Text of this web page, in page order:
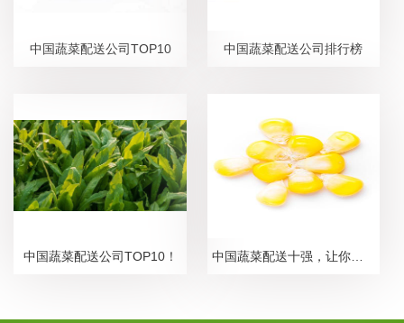
中国蔬菜配送公司TOP10 中国蔬菜配送公司排行榜
中国蔬菜配送公司TOP10！ 中国蔬菜配送十强，让你品尝新鲜田园美食